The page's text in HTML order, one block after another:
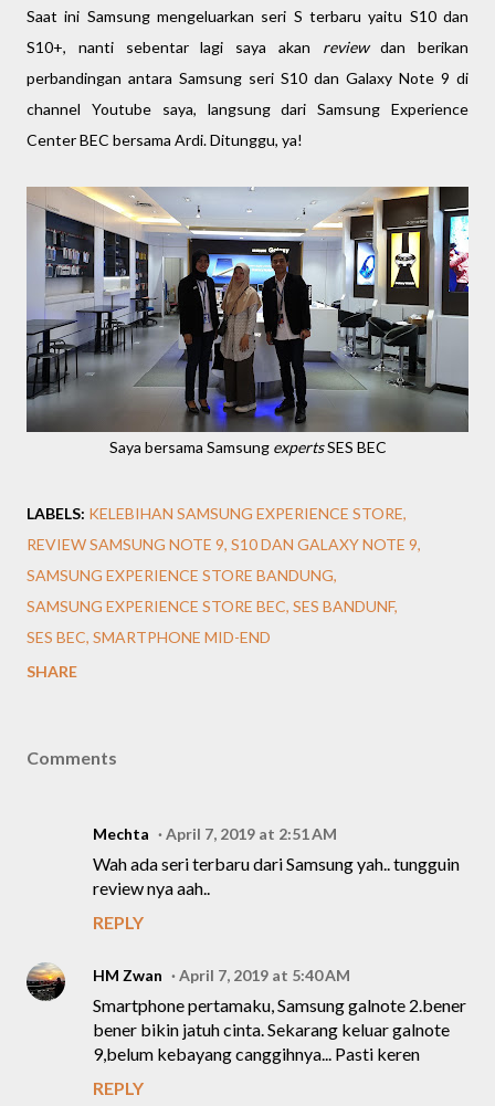
Saat ini Samsung mengeluarkan seri S terbaru yaitu S10 dan
S10+, nanti sebentar lagi saya akan reviewdan berikan
perbandingan antara Samsung seri S10 dan Galaxy Note 9 di
channel Youtube saya, langsung dari Samsung Experience
Center BEC bersama Ardi. Ditunggu, ya!
Saya bersama Samsung expertsSES BEC
LABELS: KELEBIHAN SAMSUNG EXPERIENCE STORE
REVIEW SAMSUNG NOTE 9 S10 DAN GALAXY NOTE 9
SAMSUNG EXPERIENCE STORE BANDUNG
SAMSUNG EXPERIENCE STORE BEC SES BANDUNF
SES BEC SMARTPHONE MID-END
SHARE
Comments
Mechta April 7, 2019 at 2:51 AM
Wah ada seri terbaru dari Samsung yah.. tungguin
review nya aah..
REPLY
HM Zwan April 7, 2019 at 5:40 AM
Smartphone pertamaku, Samsung galnote 2.bener
bener bikin jatuh cinta. Sekarang keluar galnote
9,belum kebayang canggihnya... Pasti keren
REPLY